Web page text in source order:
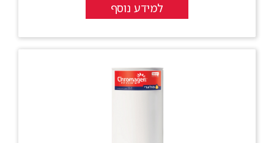
למידע נוסף